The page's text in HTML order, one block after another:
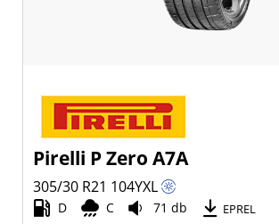
Pirelli P Zero A7A
305/30 R21 104YXL
D C 71 db EPREL